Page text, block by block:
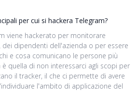
per cui si hackera Telegram?
viene hackerato per monitorare
dipendenti dell'azienda o per essere
e cosa comunicano le persone più
quella di non interessarci agli scopi per
il tracker, il che ci permette di avere
l'ambito di applicazione del